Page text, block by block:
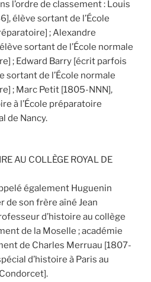
l’ordre de classement : Louis
élève sortant de l’École
; Alexandre
sortant de l’École normale
; Edward Barry [écrit parfois
sortant de l’École normale
; Marc Petit [1805-NNN],
à l’École préparatoire
de Nancy.
AU COLLÈGE ROYAL DE
également Huguenin
de son frère aîné Jean
d’histoire au collège
de la Moselle ; académie
de Charles Merruau [1807-
d’histoire à Paris au